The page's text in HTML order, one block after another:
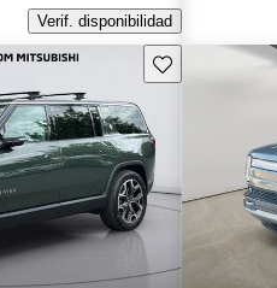
Verif. disponibilidad
Guarda este Aviso